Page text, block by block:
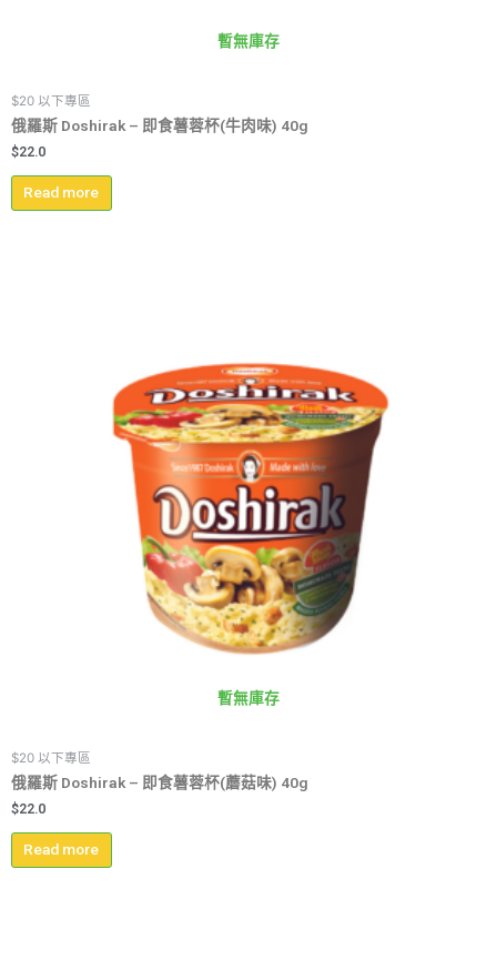
暫無庫存
$20 以下專區
俄羅斯 Doshirak – 即食薯蓉杯(牛肉味) 40g
$22.0
Read more
暫無庫存
$20 以下專區
俄羅斯 Doshirak – 即食薯蓉杯(蘑菇味) 40g
$22.0
Read more